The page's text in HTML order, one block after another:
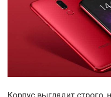
Корпус выглядит строго,